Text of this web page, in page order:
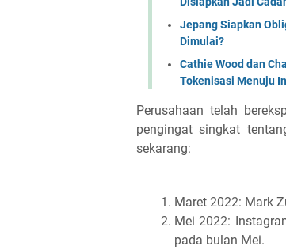
Jepang Siapkan
Dimulai?
Cathie Wood dan
Tokenisasi Menuju
Perusahaan telah
pengingat singkat
sekarang:
Maret 2022: Mark
Mei 2022:
pada bulan Mei.